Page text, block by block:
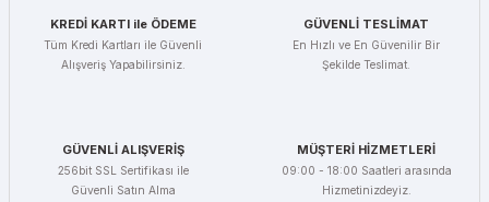
KREDİ KARTI ile ÖDEME
Tüm Kredi Kartları ile Güvenli
Alışveriş Yapabilirsiniz.
GÜVENLİ TESLİMAT
En Hızlı ve En Güvenilir Bir
Şekilde Teslimat.
GÜVENLİ ALIŞVERİŞ
256bit SSL Sertifikası ile
Güvenli Satın Alma
MÜŞTERİ HİZMETLERİ
09:00 - 18:00 Saatleri arasında
Hizmetinizdeyiz.